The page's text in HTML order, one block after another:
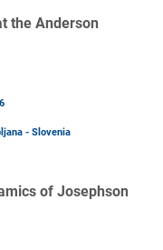
the Anderson
- Slovenia
of Josephson